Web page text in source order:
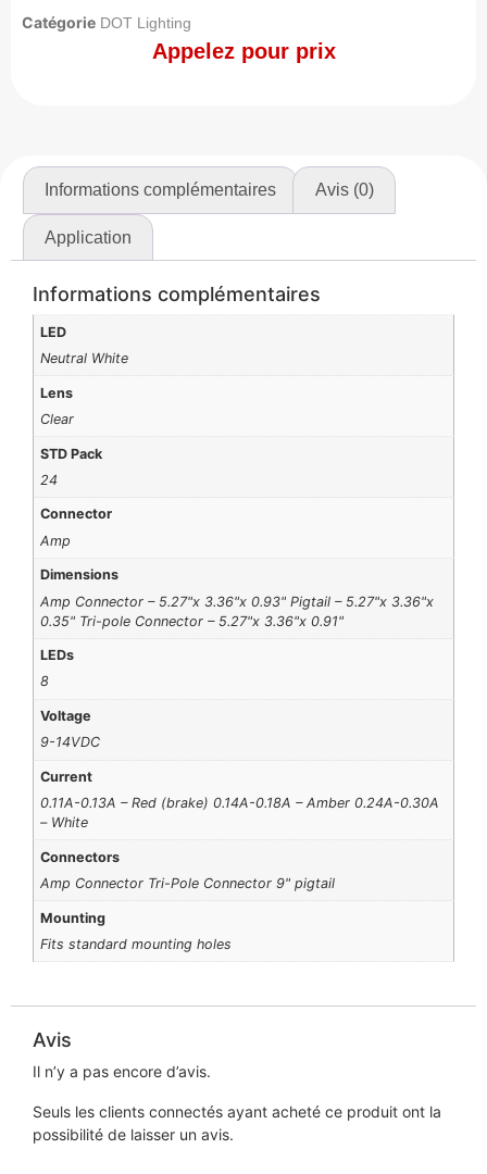
Catégorie DOT Lighting
Appelez pour prix
Informations complémentaires Avis (0)
Application
Informations complémentaires
LED
Neutral White
Lens
Clear
STD Pack
24
Connector
Amp
Dimensions
Amp Connector – 5.27"x 3.36"x 0.93" Pigtail – 5.27"x 3.36"x
0.35" Tri-pole Connector – 5.27"x 3.36"x 0.91"
LEDs
8
Voltage
9-14VDC
Current
0.11A-0.13A – Red (brake) 0.14A-0.18A – Amber 0.24A-0.30A
– White
Connectors
Amp Connector Tri-Pole Connector 9" pigtail
Mounting
Fits standard mounting holes
Avis
Il n’y a pas encore d’avis.
Seuls les clients connectés ayant acheté ce produit ont la
possibilité de laisser un avis.